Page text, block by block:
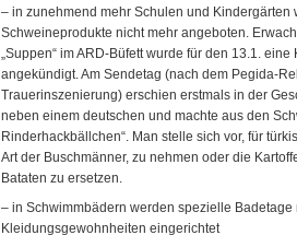
– in zunehmend mehr Schulen und Kindergärten
Schweineprodukte nicht mehr angeboten.
„Suppen“ im ARD-Büfett wurde für den 13.1.
angekündigt. Am Sendetag (nach dem Pegida-
Trauerinszenierung) erschien erstmals in der
neben einem deutschen und machte aus den
Rinderhackbällchen“. Man stelle sich vor, für
Art der Buschmänner, zu nehmen oder die
Bataten zu ersetzen.
– in Schwimmbädern werden spezielle Badetage
Kleidungsgewohnheiten eingerichtet